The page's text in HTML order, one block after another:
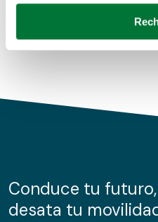
para buscar
Obtenga más información
de cookies.
información sobre el uso
nuestros partners de redes
Conduce tu futuro,
desata tu